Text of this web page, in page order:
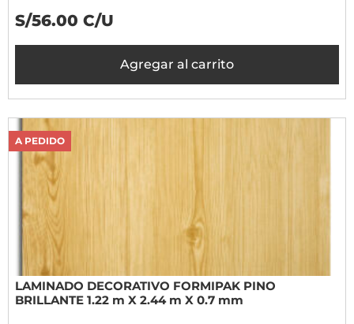
S/56.00 C/U
Agregar al carrito
A PEDIDO
LAMINADO DECORATIVO FORMIPAK PINO
BRILLANTE 1.22 m X 2.44 m X 0.7 mm